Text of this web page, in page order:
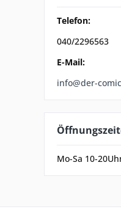
Telefon:
040/2296563
E-Mail:
info@der-
Mo-Sa 10-